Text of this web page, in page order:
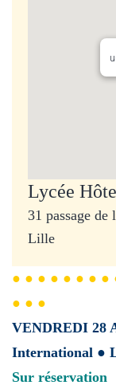
Lycée
31 passage
Lille
● ● ● ● ● ● ● ●
● ● ●
VENDREDI 28
International ●
Sur réservation